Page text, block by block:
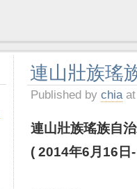
連山壯族瑤
Published by chiaat
連山壯族瑤族自
( 2014年6月 16 日